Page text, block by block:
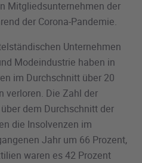
Mitgliedsunternehmen der
der Corona-Pandemie.
Unternehmen
Modeindustrie haben in
im Durchschnitt über 20
verloren. Die Zahl der
dem Durchschnitt der
die Insolvenzen im
Jahr um 66 Prozent,
waren es 42 Prozent